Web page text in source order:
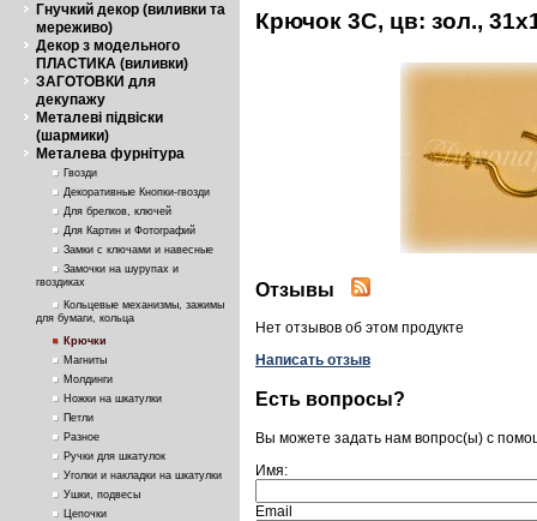
Гнучкий декор (виливки та
мереживо)
Декор з модельного
ПЛАСТИКА (виливки)
ЗАГОТОВКИ для
декупажу
Металеві підвіски
(шармики)
Металева фурнітура
Гвозди
Декоративные Кнопки-гвозди
Для брелков, ключей
Для Картин и Фотографий
Замки с ключами и навесные
Замочки на шурупах и
гвоздиках
Кольцевые механизмы, зажимы
для бумаги, кольца
Крючки
Магниты
Молдинги
Ножки на шкатулки
Петли
Разное
Ручки для шкатулок
Уголки и накладки на шкатулки
Ушки, подвесы
Цепочки
Крючок 3С, цв: зол.,
Отзывы
Нет отзывов об этом продукте
Написать отзыв
Есть вопросы?
Вы можете задать нам вопрос(ы) с
Имя:
Email